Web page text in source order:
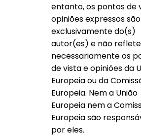
entanto, os pontos de
opiniões expressos são
exclusivamente do(s)
autor(es) e não
necessariamente os
de vista e opiniões da
Europeia ou da
Europeia. Nem a União
Europeia nem a
Europeia são
por eles.